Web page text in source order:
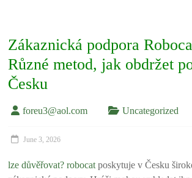
Zákaznická podpora
Různé metod, jak obdržet
Česku
foreu3@aol.com Uncategorized
June 3, 2026
lze důvěřovat? robocat poskytuje v Česku